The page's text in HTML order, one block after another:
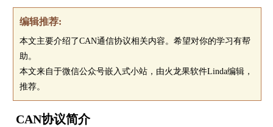
编辑推荐:
本文主要介绍了CAN通信协议相关内容。希望对你的学习有帮
助。
本文来自于微信公众号嵌入式小站，由火龙果软件Linda编辑，
推荐。
CAN协议简介